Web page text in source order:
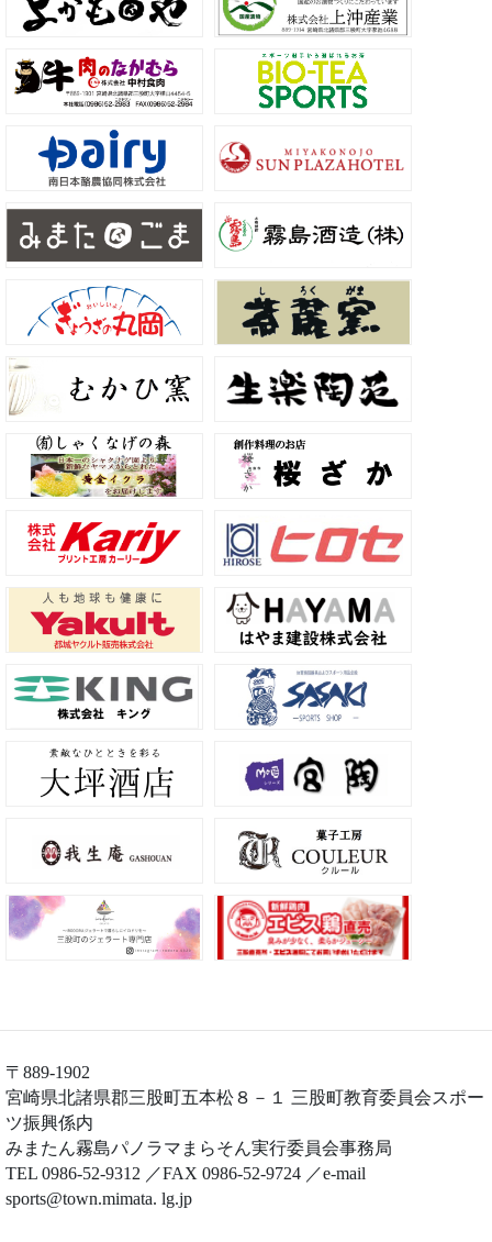
〒889-1902
宮崎県北諸県郡三股町五本松８－１ 三股町教育委員会スポー
ツ振興係内
みまたん霧島パノラマまらそん実行委員会事務局
TEL 0986-52-9312 ／FAX 0986-52-9724 ／e-mail
sports@town.mimata. lg.jp